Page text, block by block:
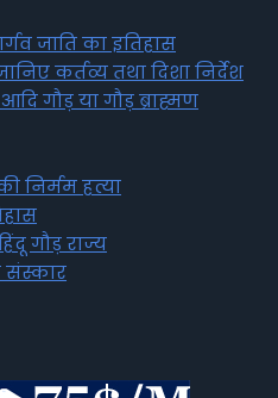
जाति का इतिहास
कर्तव्य तथा दिशा निर्देश
गौड़ या गौड़ ब्राह्मण
निर्मम हत्या
गौड़ राज्य
संस्कार